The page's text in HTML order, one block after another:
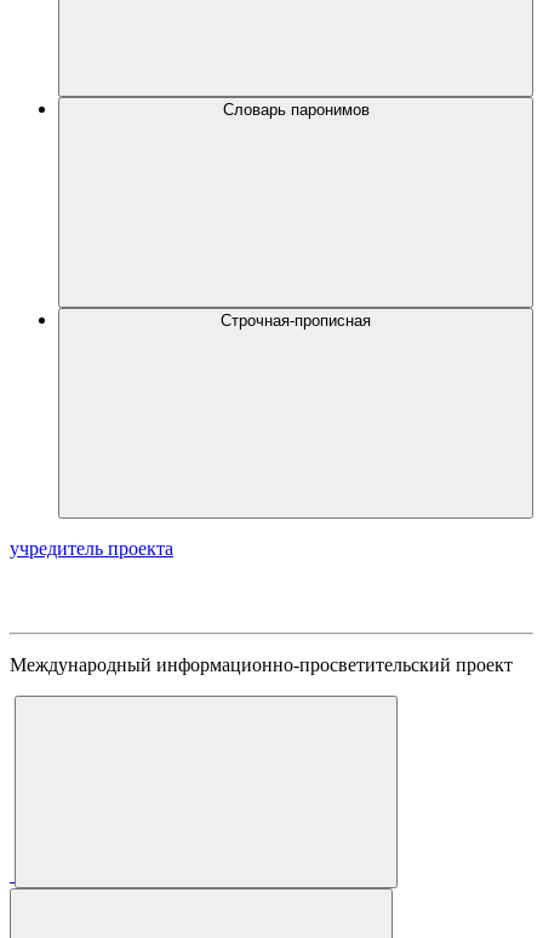
Словарь паронимов
Строчная-прописная
учредитель проекта
Международный информационно-просветительский проект